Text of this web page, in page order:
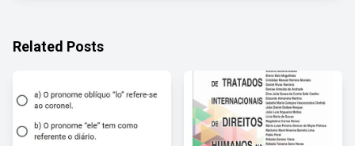
Related Posts